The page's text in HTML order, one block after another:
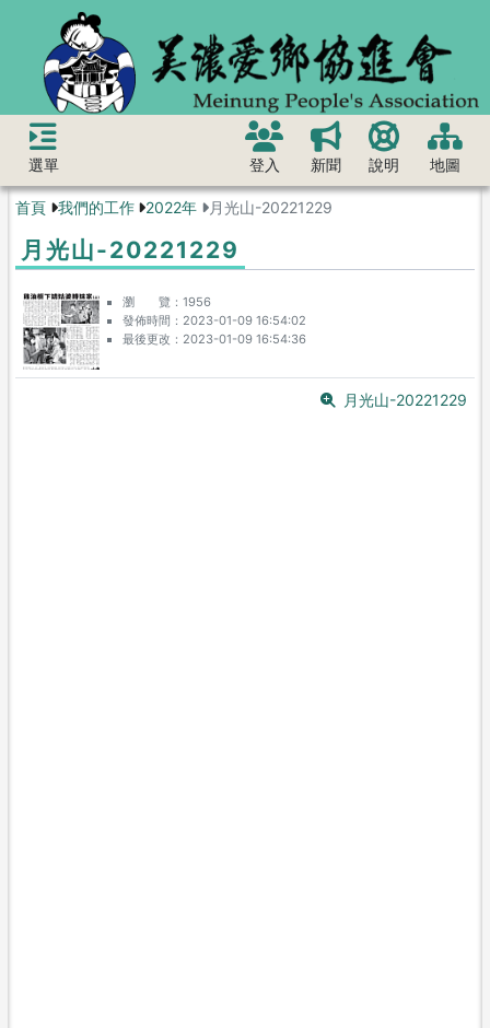
選單 登入 新聞 說明 地圖
首頁 我們的工作 2022年 月光山-20221229
月光山-20221229
瀏 覽
1956
發佈時間
2023-01-09 16:54:02
最後更改
2023-01-09 16:54:36
月光山-20221229